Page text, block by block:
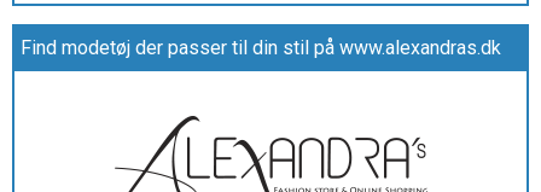
Find modetøj der passer til din stil på www.alexandras.dk